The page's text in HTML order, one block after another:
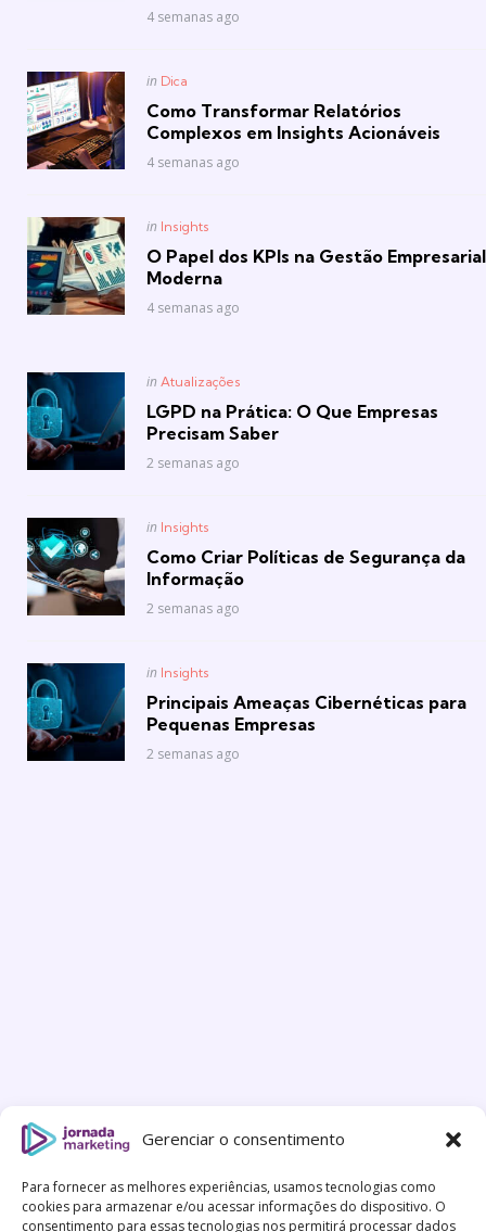
Gerenciar o consentimento
Para fornecer as melhores experiências, usamos tecnologias como
cookies para armazenar e/ou acessar informações do dispositivo. O
consentimento para essas tecnologias nos permitirá processar dados
4 semanas ago
Posted
in Dica
Como Transformar Relatórios
Complexos em Insights Acionáveis
4 semanas ago
Posted
in Insights
O Papel dos KPIs na Gestão Empresarial
Moderna
4 semanas ago
Posted
in Atualizações
LGPD na Prática: O Que Empresas
Precisam Saber
2 semanas ago
Posted
in Insights
Como Criar Políticas de Segurança da
Informação
2 semanas ago
Posted
in Insights
Principais Ameaças Cibernéticas para
Pequenas Empresas
2 semanas ago